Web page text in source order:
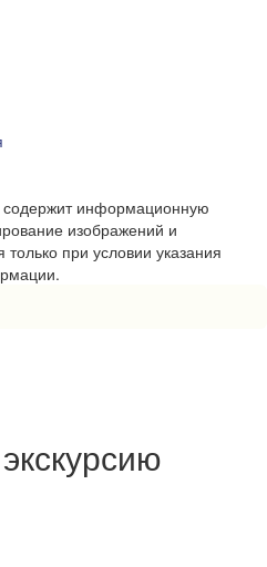
содержит информационную
изображений и
при условии указания